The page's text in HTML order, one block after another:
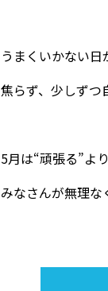
うまくいかない日
焦らず、少しずつ
5月は“頑張る”よ
みなさんが無理な